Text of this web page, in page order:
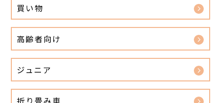
買い物
高齢者向け
ジュニア
折り畳み車